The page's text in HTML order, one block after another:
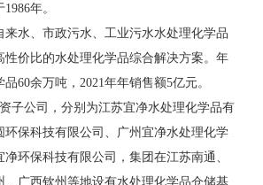
年。
来水、市政污水、工业污水水处理化学品
性价比的水处理化学品综合解决方案。年
60余万吨，2021年年销售额5亿元。
子公司，分别为江苏宜净水处理化学品有
环保科技有限公司、广州宜净水处理化学
环保科技有限公司，集团在江苏南通、
、广西钦州等地设有水处理化学品仓储基